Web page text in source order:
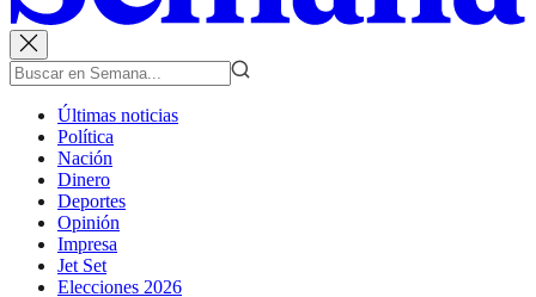
Últimas noticias
Política
Nación
Dinero
Deportes
Opinión
Impresa
Jet Set
Elecciones 2026